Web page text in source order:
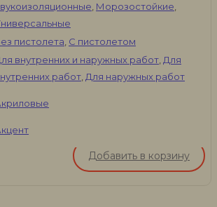
, Морозостойкие,
пистолета, С пистолетом
внутренних и наружных работ,Для
работ,Для наружных работ
Добавить в корзину